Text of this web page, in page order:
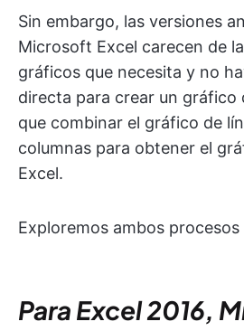
Sin embargo, las versiones
Microsoft Excel carecen de
gráficos que necesita y no
directa para crear un gráfico
que combinar el gráfico de
columnas para obtener el
Excel.
Exploremos ambos
Para Excel 2016,